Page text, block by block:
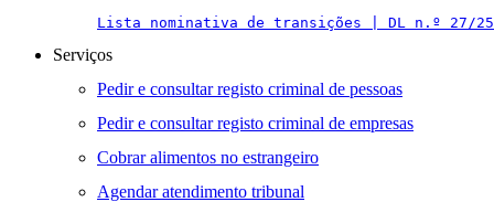
Lista nominativa de transições | DL n.º 27/
Serviços
Pedir e consultar registo criminal de pessoas
Pedir e consultar registo criminal de empresas
Cobrar alimentos no estrangeiro
Agendar atendimento tribunal